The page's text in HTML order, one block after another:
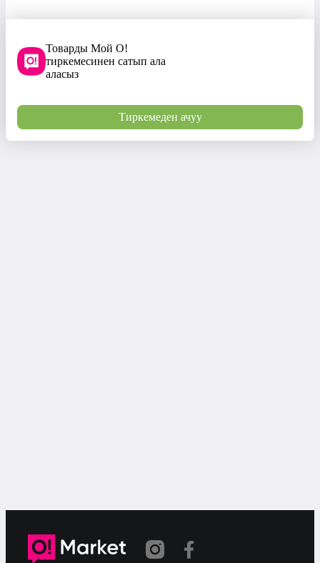
Товарды Мой О!
тиркемесинен сатып ала
аласыз
Тиркемеден ачуу